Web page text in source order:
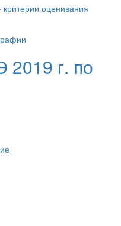
оценивания
г. по